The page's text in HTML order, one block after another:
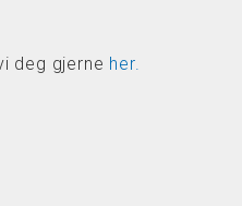
deg gjerne her.